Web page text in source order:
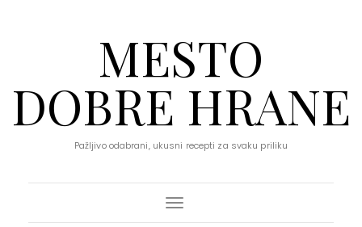
MESTO
DOBRE HRANE
Pažljivo odabrani, ukusni recepti za svaku priliku
Toggle Navigation